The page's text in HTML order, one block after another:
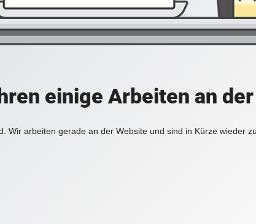
einige Arbeiten an
Wir arbeiten gerade an der Website und sind in Kürze wieder